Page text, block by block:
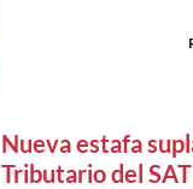
Nueva estafa
Tributario del SAT